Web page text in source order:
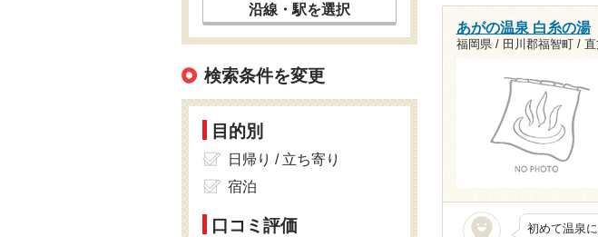
あがの温泉 白糸の湯
福岡県 / 田川郡福智町 /
初めて温泉
沿線・駅を選択
検索条件を変更
目的別
日帰り / 立ち寄り
宿泊
口コミ評価